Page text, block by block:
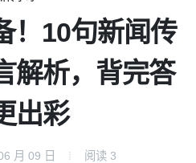
！10句新闻传
解析，背完答
出彩
月 09 日 阅读 3